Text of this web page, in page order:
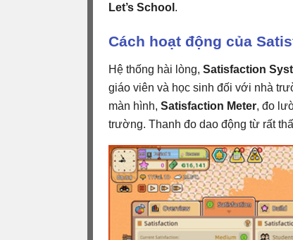
Let’s School .
Cách hoạt động của
Hệ thống hài lòng, Satisfaction
giáo viên và học sinh đối với nhà
màn hình, Satisfaction Meter, đo
trường. Thanh đo dao động từ rất